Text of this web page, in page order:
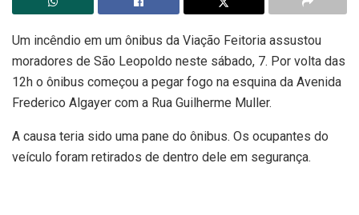
Um incêndio em um ônibus da Viação Feitoria assustou
moradores de São Leopoldo neste sábado, 7. Por volta das
12h o ônibus começou a pegar fogo na esquina da Avenida
Frederico Algayer com a Rua Guilherme Muller.
A causa teria sido uma pane do ônibus. Os ocupantes do
veículo foram retirados de dentro dele em segurança.